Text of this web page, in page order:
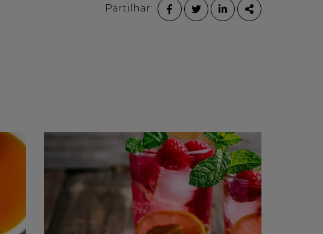
Partilhar:
FACEBOOK
TWITTERLINKEDINPARTILHAR